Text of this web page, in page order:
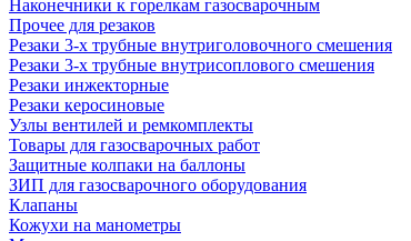
Наконечники к горелкам газосварочным
Прочее для резаков
Резаки 3-х трубные внутриголовочного смешения
Резаки 3-х трубные внутрисоплового смешения
Резаки инжекторные
Резаки керосиновые
Узлы вентилей и ремкомплекты
Товары для газосварочных работ
Защитные колпаки на баллоны
ЗИП для газосварочного оборудования
Клапаны
Кожухи на манометры